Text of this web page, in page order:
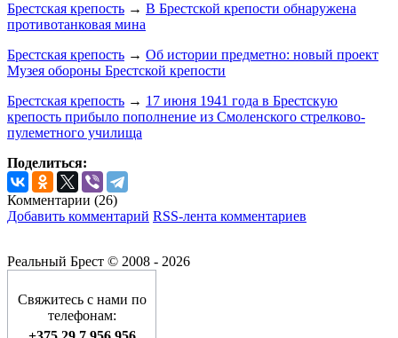
Брестская крепость → В Брестской крепости обнаружена
противотанковая мина
Брестская крепость → Об истории предметно: новый проект
Музея обороны Брестской крепости
Брестская крепость → 17 июня 1941 года в Брестскую
крепость прибыло пополнение из Смоленского стрелково-
пулеметного училища
Поделиться:
Комментарии (26)
Добавить комментарий RSS-лента комментариев
Реальный Брест © 2008 - 2026
Свяжитесь с нами по
телефонам: